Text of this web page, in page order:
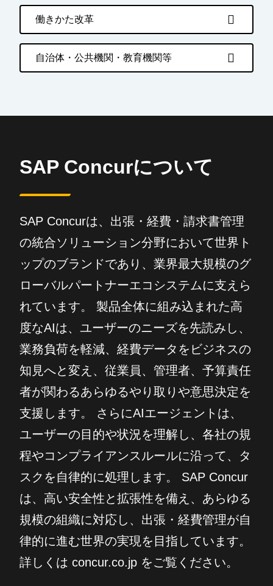
働きかた改革
自治体・公共機関・教育機関等
SAP Concurについて
SAP Concurは、出張・経費・請求書管理
の統合ソリューション分野において世界ト
ップのブランドであり、業界最大規模のグ
ローバルパートナーエコシステムに支えら
れています。 製品全体に組み込まれた高
度なAIは、ユーザーのニーズを先読みし、
業務負荷を軽減、経費データをビジネスの
知見へと変え、従業員、管理者、予算責任
者が関わるあらゆるやり取りや意思決定を
支援します。 さらにAIエージェントは、
ユーザーの目的や状況を理解し、各社の規
程やコンプライアンスルールに沿って、タ
スクを自律的に処理します。 SAP Concur
は、高い安全性と拡張性を備え、あらゆる
規模の組織に対応し、出張・経費管理が自
律的に進む世界の実現を目指しています。
詳しくは concur.co.jp をご覧ください。